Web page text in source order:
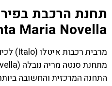
Maria Novella)